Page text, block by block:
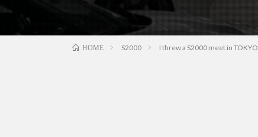
HOME S2000 I threw a S2000 meet in TOKYO